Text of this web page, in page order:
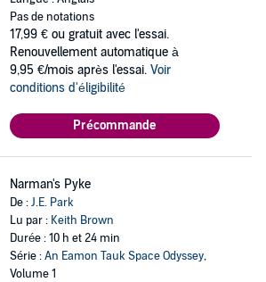
Pas de notations
17,99 € ou gratuit avec l'essai.
Renouvellement automatique à
9,95 €/mois après l'essai. Voir
conditions d'éligibilité
Précommande
Narman's Pyke
De :J.E. Park
Lu par : Keith Brown
Durée : 10 h et 24 min
Série :An Eamon Tauk Space Odyssey,
Volume 1